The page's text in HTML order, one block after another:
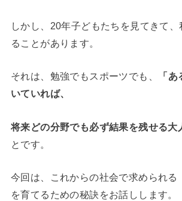
しかし、20年子どもたちを見てきて
ることがあります。
それは、勉強でもスポーツでも、
「
いていれば、
将来どの分野でも必ず結果を残せる大
とです。
今回は、これからの社会で求められる
を育てるための秘訣をお話しします。